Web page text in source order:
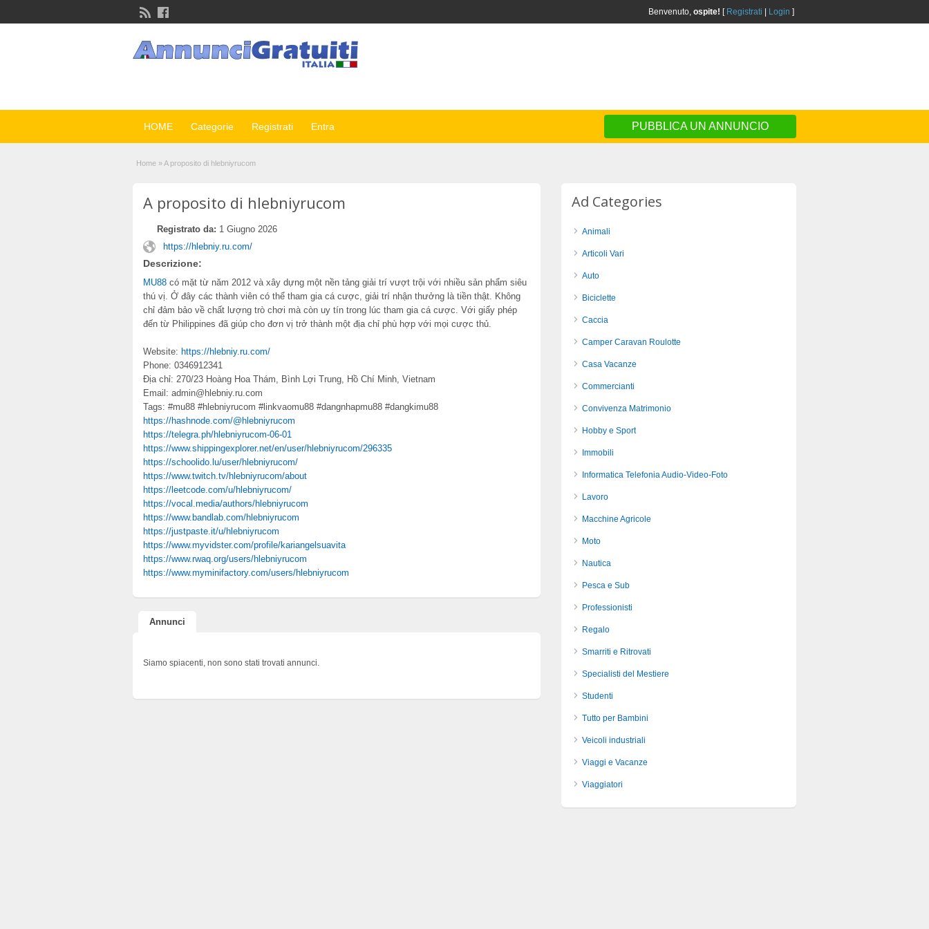
Benvenuto, ospite! [ Registrati Login ]
HOME Categorie Registrati Entra PUBBLICA UN ANNUNCIO
Home »A proposito di hlebniyrucom
A proposito di hlebniyrucom
Registrato da: 1 Giugno 2026
https://hlebniy.ru.com/
Descrizione:
MU88 có mặt từ năm 2012 và xây dựng một nền tảng giải trí vượt trội với nhiều sản phẩm siêu
thú vị. Ở đây các thành viên có thể tham gia cá cược, giải trí nhận thưởng là tiền thật. Không
chỉ đảm bảo về chất lượng trò chơi mà còn uy tín trong lúc tham gia cá cược. Với giấy phép
đến từ Philippines đã giúp cho đơn vị trở thành một địa chỉ phù hợp với mọi cược thủ.
Website: https://hlebniy.ru.com/
Phone: 0346912341
Địa chỉ: 270/23 Hoàng Hoa Thám, Bình Lợi Trung, Hồ Chí Minh, Vietnam
Email: admin@hlebniy.ru.com
Tags: #mu88 #hlebniyrucom #linkvaomu88 #dangnhapmu88 #dangkimu88
https://hashnode.com/@hlebniyrucom
https://telegra.ph/hlebniyrucom-06-01
https://www.shippingexplorer.net/en/user/hlebniyrucom/296335
https://schoolido.lu/user/hlebniyrucom/
https://www.twitch.tv/hlebniyrucom/about
https://leetcode.com/u/hlebniyrucom/
https://vocal.media/authors/hlebniyrucom
https://www.bandlab.com/hlebniyrucom
https://justpaste.it/u/hlebniyrucom
https://www.myvidster.com/profile/kariangelsuavita
https://www.rwaq.org/users/hlebniyrucom
https://www.myminifactory.com/users/hlebniyrucom
Annunci
Siamo spiacenti, non sono stati trovati annunci.
Ad Categories
Animali
Articoli Vari
Auto
Biciclette
Caccia
Camper Caravan Roulotte
Casa Vacanze
Commercianti
Convivenza Matrimonio
Hobby e Sport
Immobili
Informatica Telefonia Audio-Video-Foto
Lavoro
Macchine Agricole
Moto
Nautica
Pesca e Sub
Professionisti
Regalo
Smarriti e Ritrovati
Specialisti del Mestiere
Studenti
Tutto per Bambini
Veicoli industriali
Viaggi e Vacanze
Viaggiatori